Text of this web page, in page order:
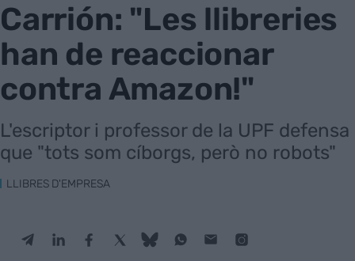
Carrión: "Les llibreries
han de reaccionar
contra Amazon!"
L'escriptor i professor de la UPF defensa
que "tots som cíborgs, però no robots"
LLIBRES D'EMPRESA